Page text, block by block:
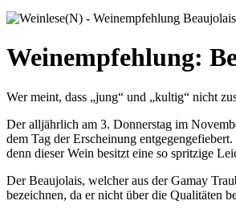
Weinempfehlung:
Wer meint, dass „jung“ und „kultig“ nicht
Der alljährlich am 3. Donnerstag im
dem Tag der Erscheinung
denn dieser Wein besitzt eine so spritzige
Der Beaujolais, welcher aus der Gamay
bezeichnen, da er nicht über die Qualitäten